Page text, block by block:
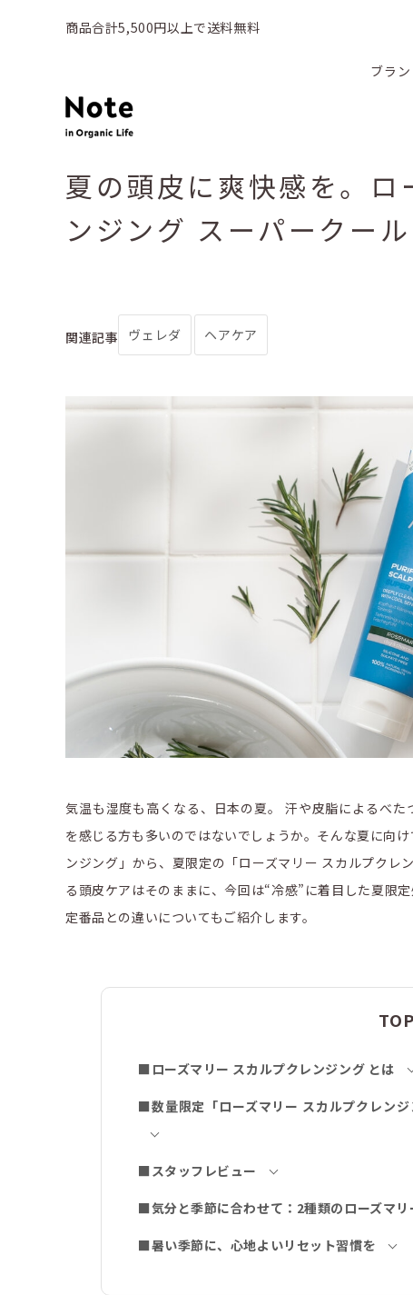
商品合計5,500円以上で送料無料
ブラ
夏の頭皮に爽快感を。
ンジング スーパークー
関連記事 ヴェレダ ヘアケア
気温も湿度も高くなる、日本の夏。 汗や皮脂によるべ
を感じる方も多いのではないでしょうか。そんな夏に向
ンジング」から、夏限定の「ローズマリー スカルプクレ
る頭皮ケアはそのままに、今回は“冷感”に着目した夏限
定番品との違いについてもご紹介します。
■ローズマリー スカルプクレンジング とは
■数量限定「ローズマリー スカルプクレン
■スタッフレビュー
■気分と季節に合わせて：2種類のローズマリ
■暑い季節に、心地よいリセット習慣を